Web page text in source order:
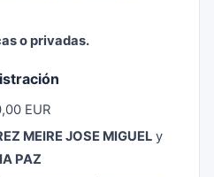
o privadas.
EUR
MEIRE JOSE MIGUEL y
PAZ